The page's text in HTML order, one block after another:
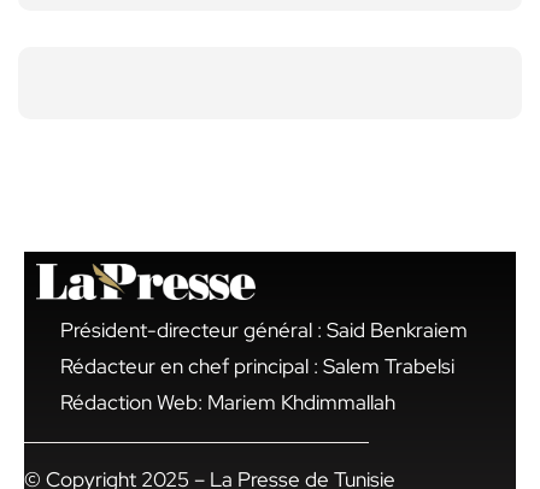
Président-directeur général : Said Benkraiem
Rédacteur en chef principal : Salem Trabelsi
Rédaction Web: Mariem Khdimmallah
© Copyright 2025 – La Presse de Tunisie